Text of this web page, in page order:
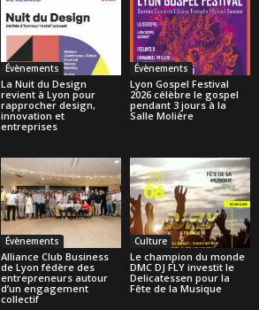
Évènements
La Nuit du Design
revient à Lyon pour
rapprocher design,
innovation et
entreprises
Évènements
Lyon Gospel Festival
2026 célèbre le gospel
pendant 3 jours à la
Salle Molière
Évènements
Alliance Club Business
de Lyon fédère des
entrepreneurs autour
d’un engagement
collectif
Culture
Le champion du monde
DMC DJ FLY investit le
Delicatessen pour la
Fête de la Musique